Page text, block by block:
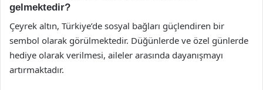
gelmektedir?
Çeyrek altın, Türkiye’de sosyal bağları güçlendiren bir
sembol olarak görülmektedir. Düğünlerde ve özel günlerde
hediye olarak verilmesi, aileler arasında dayanışmayı
artırmaktadır.